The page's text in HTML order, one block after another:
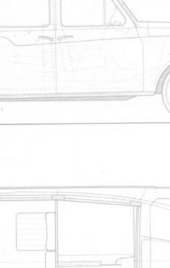
Le 17/08/2020 à 15h13